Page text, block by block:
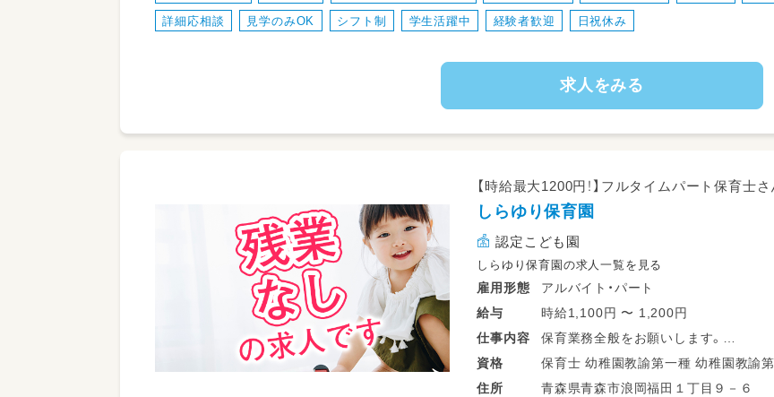
詳細応相談 見学のみOK シフト制 学生活躍中 経験者歓迎 日祝休み
求人をみる
【時給最大1200円！】フルタイムパート保育
しらゆり保育園
認定こども園
しらゆり保育園の求人一覧を見る
雇用形態
アルバイト・パート
給与
時給1,100円 〜 1,200円
仕事内容
保育業務全般をお願いします。
勤務時間 07:00～19:00までの内1日6
例）8～17時勤務／9～18時勤務／早番
資格
保育士 幼稚園教諭第一種 幼稚
住所
青森県青森市浪岡福田１丁目９－６